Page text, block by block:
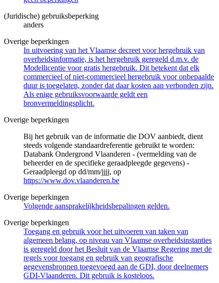
(Juridische) gebruiksbeperking
anders
Overige beperkingen
In uitvoering van het Vlaamse decreet voor hergebruik van
overheidsinformatie, is het hergebruik geregeld d.m.v. de
Modellicentie voor gratis hergebruik. Dit betekent dat elk
commercieel of niet-commercieel hergebruik voor onbepaalde
duur is toegelaten, zonder dat daar kosten aan verbonden zijn.
Als enige gebruiksvoorwaarde geldt een
bronvermeldingsplicht.
Overige beperkingen
Bij het gebruik van de informatie die DOV aanbiedt, dient
steeds volgende standaardreferentie gebruikt te worden:
Databank Ondergrond Vlaanderen - (vermelding van de
beheerder en de specifieke geraadpleegde gegevens) -
Geraadpleegd op dd/mm/jjjj, op
https://www.dov.vlaanderen.be
Overige beperkingen
Volgende aansprakelijkheidsbepalingen gelden.
Overige beperkingen
Toegang en gebruik voor het uitvoeren van taken van
algemeen belang, op niveau van Vlaamse overheidsinstanties
is geregeld door het Besluit van de Vlaamse Regering met de
regels voor toegang en gebruik van geografische
gegevensbronnen toegevoegd aan de GDI, door deelnemers
GDI-Vlaanderen. Dit gebruik is kosteloos.